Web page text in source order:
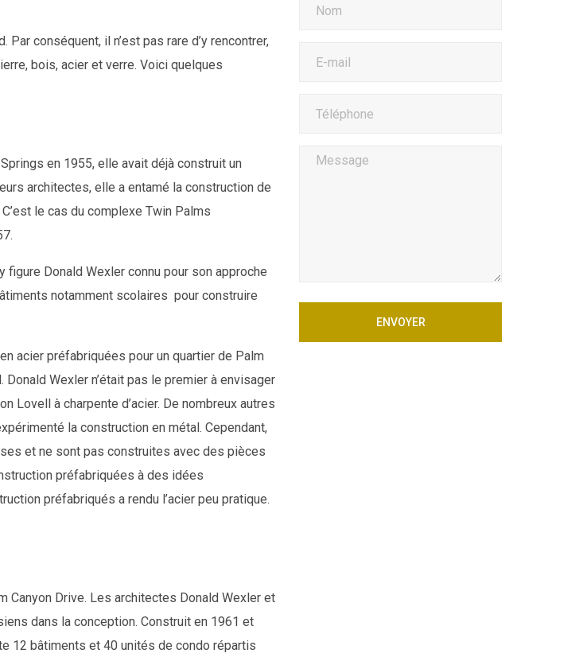
conséquent, il n’est pas rare d’y rencontrer,
bois, acier et verre. Voici quelques
en 1955, elle avait déjà construit un
architectes, elle a entamé la construction de
le cas du complexe Twin Palms
Donald Wexler connu pour son approche
notamment scolaires pour construire
acier préfabriquées pour un quartier de Palm
Wexler n’était pas le premier à envisager
Lovell à charpente d’acier. De nombreux autres
la construction en métal. Cependant,
et ne sont pas construites avec des pièces
préfabriquées à des idées
préfabriqués a rendu l’acier peu pratique.
Canyon Drive. Les architectes Donald Wexler et
dans la conception. Construit en 1961 et
12 bâtiments et 40 unités de condo répartis
ENVOYER